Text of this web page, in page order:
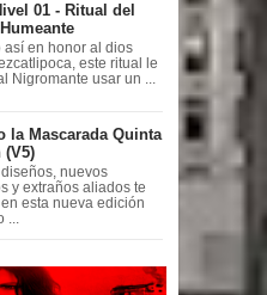
01 - Ritual del
así en honor al dios
este ritual le
Nigromante usar un ...
la Mascarada Quinta
(V5)
nuevos
y extraños aliados te
esta nueva edición